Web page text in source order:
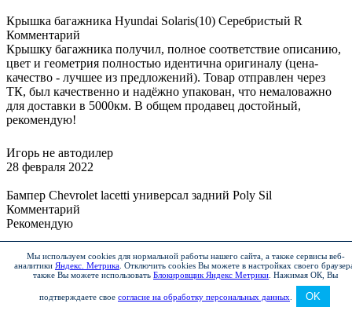
Крышка багажника Hyundai Solaris(10) Серебристый R
Комментарий
Крышку багажника получил, полное соответствие описанию,
цвет и геометрия полностью идентична оригиналу (цена-
качество - лучшее из предложений). Товар отправлен через
ТК, был качественно и надёжно упакован, что немаловажно
для доставки в 5000км. В общем продавец достойный,
рекомендую!
Игорь не автодилер
28 февраля 2022
Бампер Chevrolet lacetti универсал задний Poly Sil
Комментарий
Рекомендую
Вадим и Екатерина
1 марта 2022
Бампер новый в любой цвет Рено Логан/Сандеро 2014
Мы используем cookies для нормальной работы нашего сайта, а также сервисы веб-
аналитики Яндекс. Метрика Отключить cookies Вы можете в настройках своего
также Вы можете использовать Блокировщик Яндекс Метрики Нажимая ОК, Вы
подтверждаете свое согласие на обработку персональных данных OK